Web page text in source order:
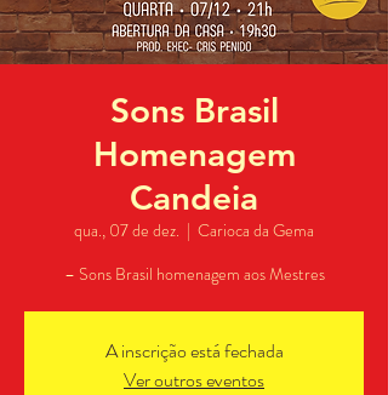
Sons Brasil
Homenagem
Candeia
qua., 07 de dez.
  |
Carioca da Gema
– Sons Brasil homenagem aos Mestres
A inscrição está fechada
Ver outros eventos